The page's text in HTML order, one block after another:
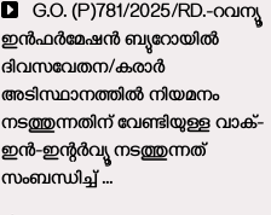
G.O. (P)781/2025/RD.-റവന്യൂ
ഇൻഫർമേഷൻ ബ്യുറോയിൽ
ദിവസവേതന/കരാർ
അടിസ്ഥാനത്തിൽ നിയമനം
നടത്തുന്നതിന് വേണ്ടിയുള്ള വാക്-
ഇൻ-ഇന്റർവ്യൂ നടത്തുന്നത്
സംബന്ധിച്ച് ...